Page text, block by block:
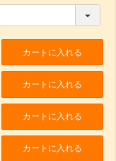
カートに入れる
カートに入れる
カートに入れる
カートに入れる